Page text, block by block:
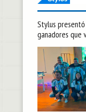
Stylus
ganadores que